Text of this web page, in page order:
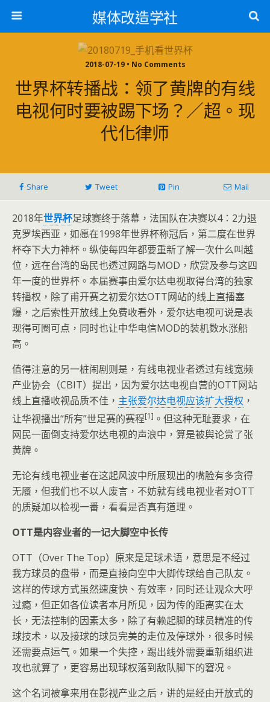
媒体改造学社
2018-07-19 • No Comments
世界杯转播战：领了黄牌的有线
电视何时要被踢下场？／超。现
代化律师
Share Tweet Pin Mail
2018年世界杯足球赛终于落幕，法国队在决赛以4：2力退
克罗埃西亚，如愿在1998年世界杯称冠后，第二度在世界
杯夺下大力神杯。 纵使每四年都要重新了解一次什么叫越
位，远在台湾的岛民也透过网路与MOD，欣赏及参与这四
年一度的世界杯。本届赛事由爱尔达电视取得台湾的独家
转播权，除了甫开赛之初爱尔达OTT网站的线上直播塞
爆，之后索性开放线上免费收看外，爱尔达电视可说是表
现得可圈可点，同时也让中华电信MOD的装机数水涨船
高。
值得注意的另一桩闹剧则是，有线电视业者透过有线宽频
产业协会（CBIT）提出，因为爱尔达电视自营的OTT网站
线上直播收视品质不佳， 主张爱尔达电视应该扩大授权 ，
让华视播出“所有”世足赛的赛程[1] 。但这种无耻要求，在
网民一面倒支持爱尔达电视的声浪中，算是被舆论赏了张
黄牌。
无论有线电视业者在这起风波中所展现出的嘴脸有多贪得
无餍，但我们也不以人废言，不妨就有线电视业者对OTT
的质疑加以检视一番，看看是否真有道理。
OTT是内容业者的一记大脚空中长传
OTT（Over The Top）原来是足球术语，意思是不经过
我方球员的盘带，而是直接向空中大脚传球给自己队友。
这样的传球方式虽然速度快、有效率，同时还让观众大呼
过瘾，但正如各位读者本月所见，因为传的距离实在太
长，无法控制的因素太多，除了有赖起脚的球员精准的传
球技术，以及接球的球员完美的走位及停球外，很多时候
还需要点运气。如果一个失控，踢出线外需要重新组织进
攻也就算了，更容易出现球权落到敌队脚下的窘况。
这个名词被拿来用在影视产业之后，讲的是经由开放式的